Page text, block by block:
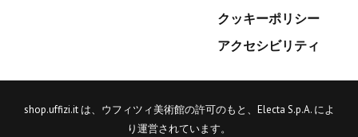
クッキーポリシー
アクセシビリティ
shop.uffizi.it は、ウフィツィ美術館の許可のもと、Electa S.p.A. によ
り運営されています。